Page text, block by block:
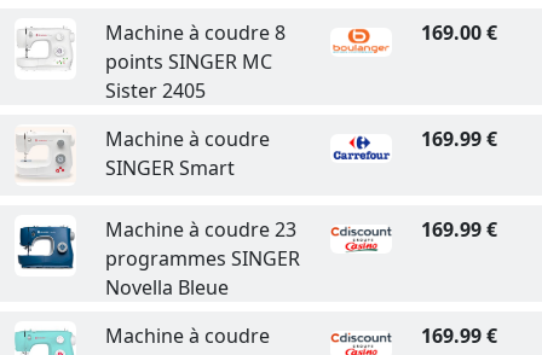
Machine à coudre 8
points SINGER MC
Sister 2405
169.00 €
Machine à coudre
SINGER Smart
169.99 €
Machine à coudre 23
programmes SINGER
Novella Bleue
169.99 €
Machine à coudre
169.99 €